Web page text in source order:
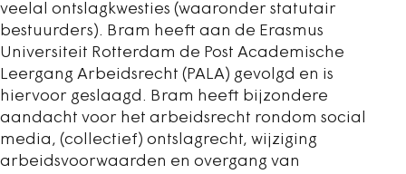
veelal ontslagkwesties (waaronder statutair
bestuurders). Bram heeft aan de Erasmus
Universiteit Rotterdam de Post Academische
Leergang Arbeidsrecht (PALA) gevolgd en is
hiervoor geslaagd. Bram heeft bijzondere
aandacht voor het arbeidsrecht rondom social
media, (collectief) ontslagrecht, wijziging
arbeidsvoorwaarden en overgang van